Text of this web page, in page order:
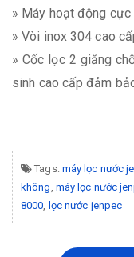
» Máy hoạt động
» Vòi inox 304 cao
» Cốc lọc 2 giăng
sinh cao cấp đảm
Tags: máy lọc nước
không, máy lọc nước
8000, lọc nước jenpec